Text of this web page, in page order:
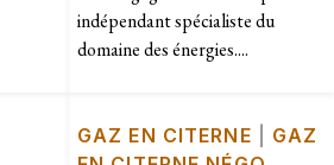
indépendant spécialiste du
domaine des énergies....
GAZ EN CITERNE
GAZ